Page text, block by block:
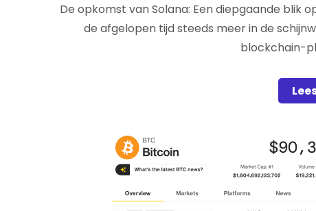
De opkomst van Solana: Een diepgaande blik
de afgelopen tijd steeds meer in de
blockchain-